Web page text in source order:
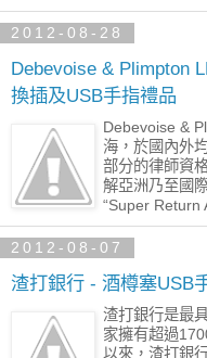
2012-08-28
Debevoise & Plimpton
換插及USB手指禮品
Debevoise &
海，於國內外
部分的律師資
解亞洲乃至國
“Super Return
2012-08-07
渣打銀行 - 酒樽塞USB
渣打銀行是最
家擁有超過
以來，渣打銀